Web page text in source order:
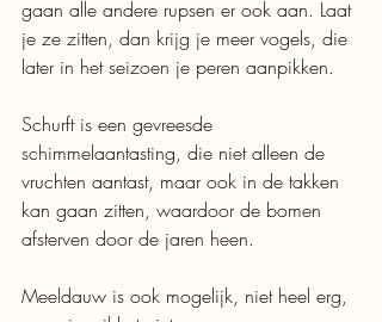
gaan alle andere rupsen er ook aan. Laat
je ze zitten, dan krijg je meer vogels, die
later in het seizoen je peren aanpikken.
Schurft is een gevreesde
schimmelaantasting, die niet alleen de
vruchten aantast, maar ook in de takken
kan gaan zitten, waardoor de bomen
afsterven door de jaren heen.
Meeldauw is ook mogelijk, niet heel erg,